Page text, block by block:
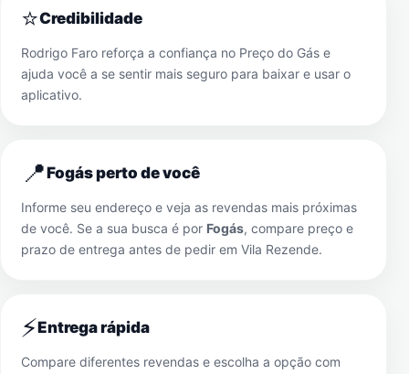
⭐Credibilidade
Rodrigo Faro reforça a confiança no Preço do Gás e
ajuda você a se sentir mais seguro para baixar e usar o
aplicativo.
📍Fogás perto de você
Informe seu endereço e veja as revendas mais próximas
de você. Se a sua busca é por Fogás, compare preço e
prazo de entrega antes de pedir em Vila Rezende.
⚡Entrega rápida
Compare diferentes revendas e escolha a opção com